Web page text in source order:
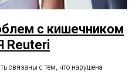
с кишечником
Reuteri
связаны с тем, что нарушена